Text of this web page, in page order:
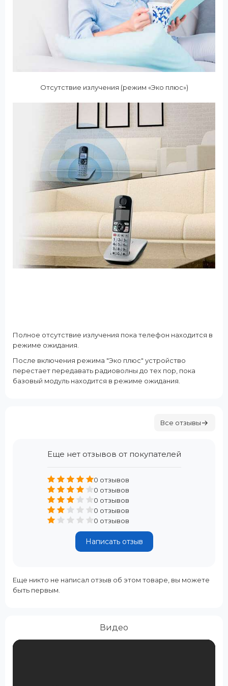
Отсутствие излучения (режим «Эко плюс»)
Полное отсутствие излучения пока телефон находится в
режиме ожидания.
После включения режима "Эко плюс" устройство
перестает передавать радиоволны до тех пор, пока
базовый модуль находится в режиме ожидания.
Все отзывы
Еще нет отзывов от покупателей
0 отзывов
0 отзывов
0 отзывов
0 отзывов
0 отзывов
Написать отзыв
Еще никто не написал отзыв об этом товаре, вы можете
быть первым.
Видео